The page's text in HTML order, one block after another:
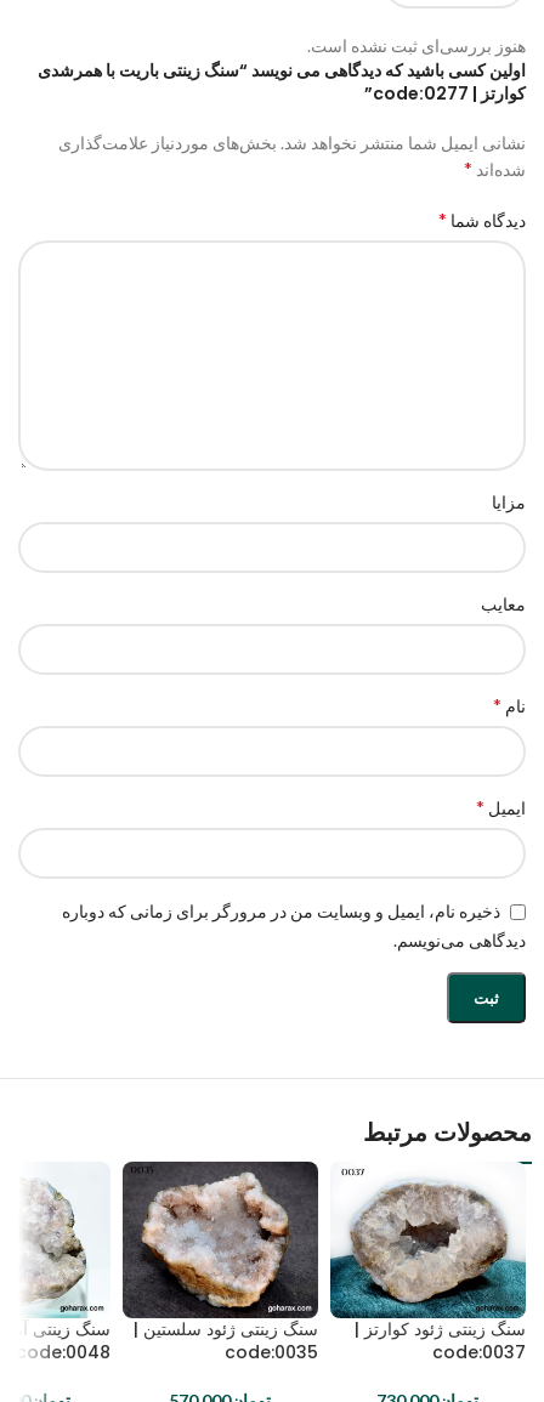
هنوز بررسی‌ای ثبت نشده است.
اولین کسی باشید که دیدگاهی می نویسد “سنگ زینتی باریت با همرشدی
کوارتز | code:0277”
نشانی ایمیل شما منتشر نخواهد شد. بخش‌های موردنیاز علامت‌گذاری
شده‌اند *
دیدگاه شما *
مزایا
معایب
نام *
ایمیل *
ذخیره نام، ایمیل و وبسایت من در مرورگر برای زمانی که دوباره
دیدگاهی می‌نویسم.
محصولات مرتبط
سنگ زینتی ژئود کوارتز |
code:0037
سنگ زینتی ژئود سلستین |
code:0035
سنگ زینتی
code:0048